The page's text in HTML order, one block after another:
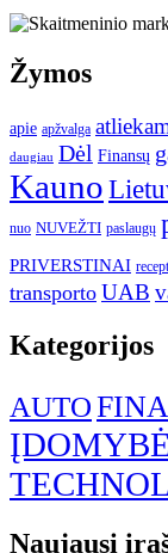
Žymos
apie apžvalga
daugiau Dėl Finansų
Kauno
nuo NUVEŽTI paslaugų
PRIVERSTINAI
transporto UAB
Kategorijos
AUTO
Naujausi